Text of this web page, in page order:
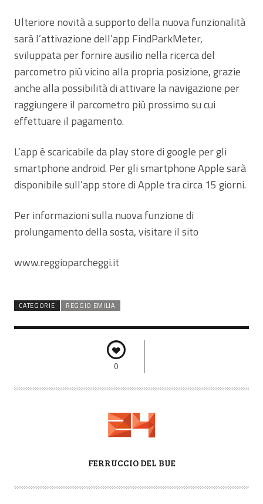
Ulteriore novità a supporto della nuova funzionalità
sarà l’attivazione dell’app FindParkMeter,
sviluppata per fornire ausilio nella ricerca del
parcometro più vicino alla propria posizione, grazie
anche alla possibilità di attivare la navigazione per
raggiungere il parcometro più prossimo su cui
effettuare il pagamento.
L’app è scaricabile da play store di google per gli
smartphone android. Per gli smartphone Apple sarà
disponibile sull’app store di Apple tra circa 15 giorni.
Per informazioni sulla nuova funzione di
prolungamento della sosta, visitare il sito
www.reggioparcheggi.it
CATEGORIE REGGIO EMILIA
0
T
FERRUCCIO DEL BUE